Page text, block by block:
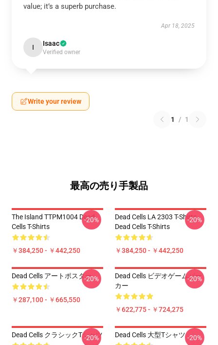
value; it’s a superb purchase.
Apr 18, 2025
I Isaac
Verified owner
Write your review
1 / 1
最高の売り手製品
The Island TTPM1004 Dead
Cells T-Shirts
￥384,250 - ￥442,250
-20%
Dead Cells LA 2303 T-Shirts
Dead Cells T-Shirts
￥384,250 - ￥442,250
-20%
Dead Cells アートポスター
￥287,100 - ￥665,550
-20%
Dead Cells ビデオゲームパー
カー
￥622,775 - ￥724,275
-20%
Dead Cells クラシックTシャツ
-20% Dead Cells 大型Tシャツ -20%